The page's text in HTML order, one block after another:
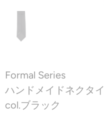
Formal Series
ハンドメイドネクタイ
col.ブラック